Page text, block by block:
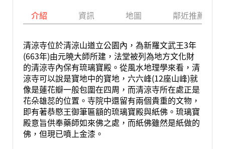
介紹 資訊 地圖 鄰近推薦景點
清涼寺位於清涼山道立公園內，為新羅文武王3年
(663年)由元曉大師所建，法堂被列為地方文化財
的清涼寺內保有琉璃寶殿。從風水地理學來看，清
涼寺可以說是寶地中的寶地，六六峰(12座山峰)就
像是蓮花瓣一般包圍在四周，而清涼寺所在處正是
花朵雄蕊的位置。寺院中還留有兩個貴重的文物，
即有著恭愍王御筆匾額的琉璃寶殿與紙佛。琉璃寶
殿意旨供奉藥師如來佛之處，而紙佛雖然是紙做的
佛，但現已噴上金漆。